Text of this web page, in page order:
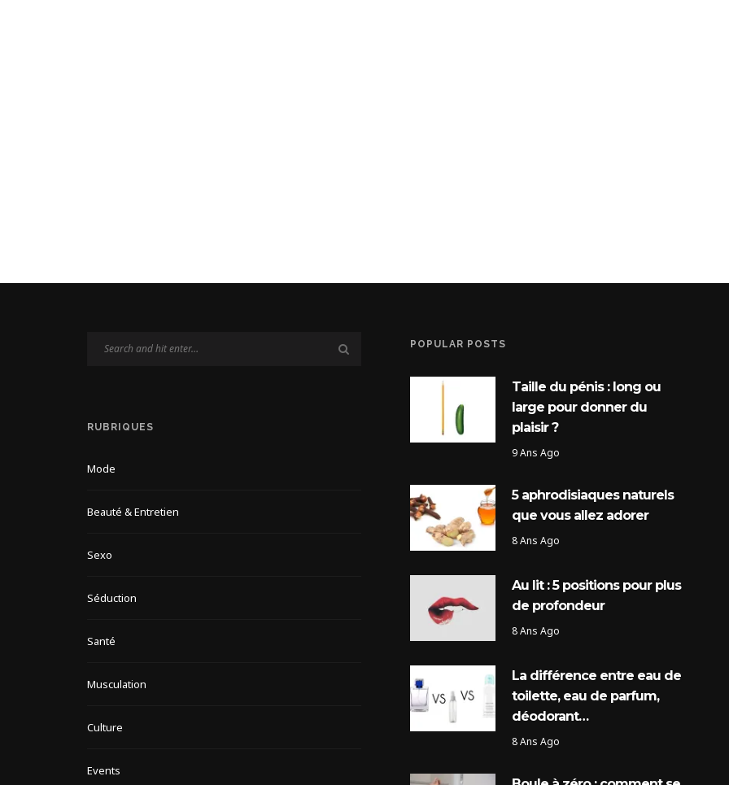
RUBRIQUES
Mode
Beauté & Entretien
Sexo
Séduction
Santé
Musculation
Culture
Events
POPULAR POSTS
Taille du pénis : long ou
large pour donner du
plaisir ?
9 Ans Ago
5 aphrodisiaques naturels
que vous allez adorer
8 Ans Ago
Au lit : 5 positions pour plus
de profondeur
8 Ans Ago
La différence entre eau de
toilette, eau de parfum,
déodorant…
8 Ans Ago